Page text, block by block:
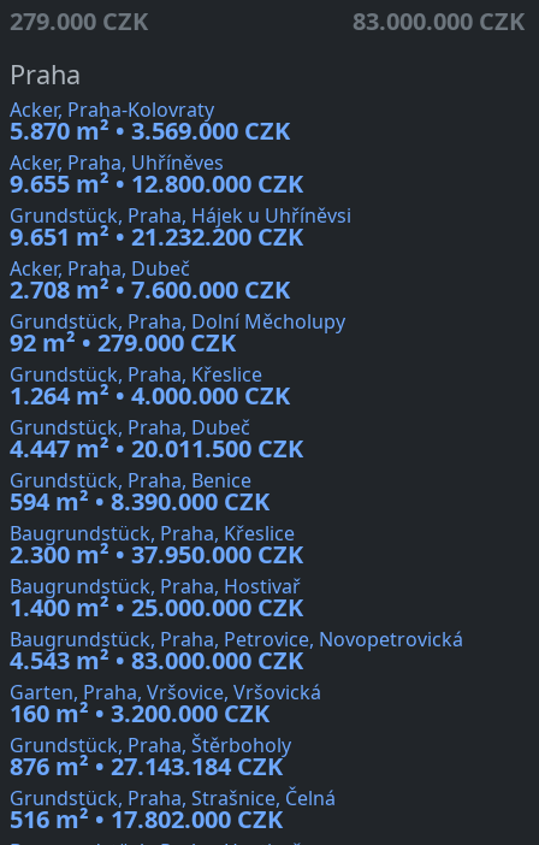
279.000 CZK 83.000.000 CZK
Praha
Acker, Praha-Kolovraty
5.870 m² • 3.569.000 CZK
Acker, Praha, Uhříněves
9.655 m² • 12.800.000 CZK
Grundstück, Praha, Hájek u Uhříněvsi
9.651 m² • 21.232.200 CZK
Acker, Praha, Dubeč
2.708 m² • 7.600.000 CZK
Grundstück, Praha, Dolní Měcholupy
92 m² • 279.000 CZK
Grundstück, Praha, Křeslice
1.264 m² • 4.000.000 CZK
Grundstück, Praha, Dubeč
4.447 m² • 20.011.500 CZK
Grundstück, Praha, Benice
594 m² • 8.390.000 CZK
Baugrundstück, Praha, Křeslice
2.300 m² • 37.950.000 CZK
Baugrundstück, Praha, Hostivař
1.400 m² • 25.000.000 CZK
Baugrundstück, Praha, Petrovice, Novopetrovická
4.543 m² • 83.000.000 CZK
Garten, Praha, Vršovice, Vršovická
160 m² • 3.200.000 CZK
Grundstück, Praha, Štěrboholy
876 m² • 27.143.184 CZK
Grundstück, Praha, Strašnice, Čelná
516 m² • 17.802.000 CZK